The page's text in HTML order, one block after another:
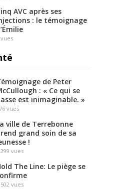
AVC après ses
: le témoignage
vues
de Peter
: « Ce qui se
est inimaginable. »
vues
ville de Terrebonne
grand soin de sa
!
vues
The Line: Le piège se
vues